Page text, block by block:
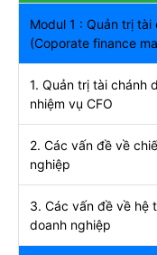
Modul 1 : Quản trị
(Coporate finance
1. Quản trị tài chánh
nhiệm vụ CFO
2. Các vấn đề về
nghiệp
3. Các vấn đề về hệ
doanh nghiệp